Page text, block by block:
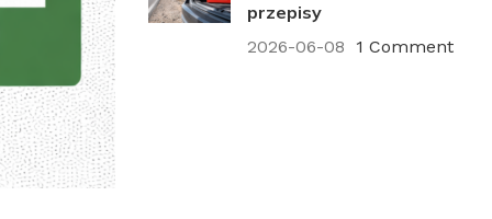
przepisy
2026-06-08 1 Comment